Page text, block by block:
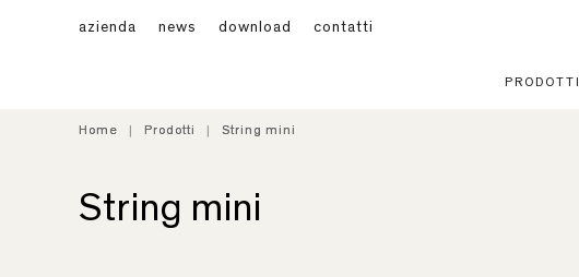
azienda news download contatti
PRODOTTI
Home Prodotti String mini
Home Prodotti String mini
String mini